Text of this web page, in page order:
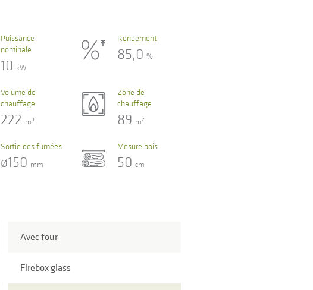
Puissance
nominale
10 kW
Rendement
85,0%
Volume de
chauffage
222 m3
Zone de
chauffage
89 m2
Sortie des fumées
ø150 mm
Mesure bois
50cm
Avec four
Firebox glass